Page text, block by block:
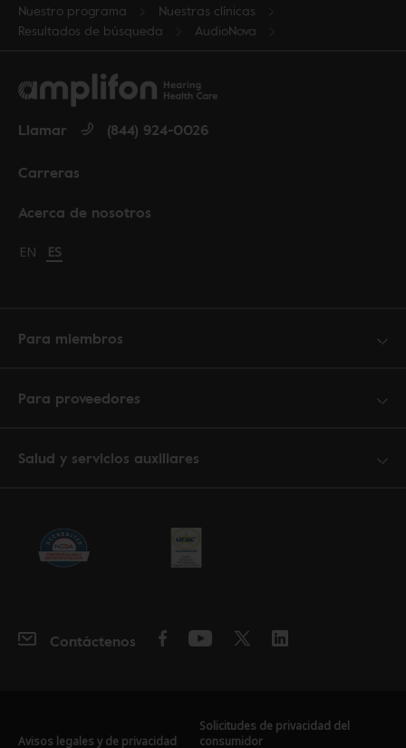
Nuestro programa
Nuestras clínicas
Resultados de búsqueda
AudioNova
Acerca de nosotros
Carreras
Llamar (844) 924-0026
Change language to English
EN Cambiar idioma a español
ES
Para miembros
Para proveedores
Salud y servicios auxiliares
Contáctenos
Avisos legales y de privacidad
Solicitudes de privacidad del
consumidor